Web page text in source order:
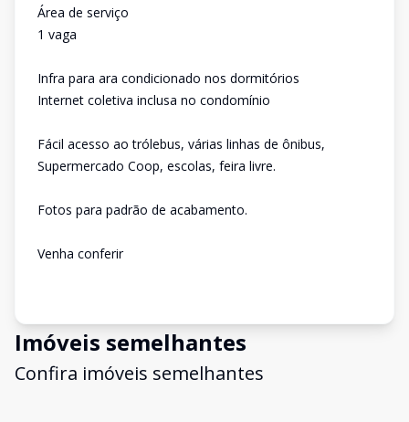
Área de serviço
1 vaga
Infra para ara condicionado nos dormitórios
Internet coletiva inclusa no condomínio
Fácil acesso ao trólebus, várias linhas de ônibus,
Supermercado Coop, escolas, feira livre.
Fotos para padrão de acabamento.
Venha conferir
Imóveis semelhantes
Confira imóveis semelhantes